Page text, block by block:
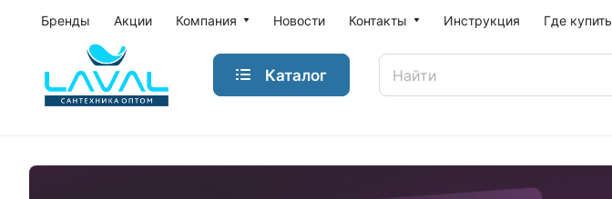
Бренды Акции Компания Новости Контакты Инструкция Где купить
Каталог